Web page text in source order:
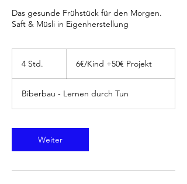
Das gesunde Frühstück für den Morgen.
Saft & Müsli in Eigenherstellung
4 Std.
d
.
Projekt
6€/Kind +50€ Projekt
Biberbau - Lernen durch Tun
Weiter